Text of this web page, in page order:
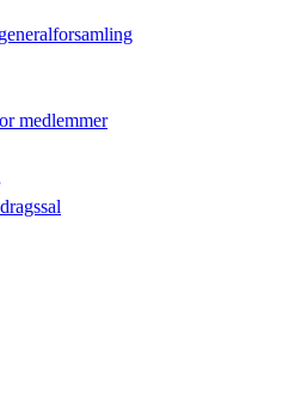
medlemmer